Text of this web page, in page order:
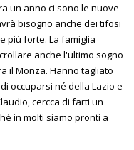
un anno ci sono le nuove
bisogno anche dei tifosi
più forte. La famiglia
anche l'ultimo sogno
il Monza. Hanno tagliato
occuparsi né della Lazio e
cercca di farti un
in molti siamo pronti a